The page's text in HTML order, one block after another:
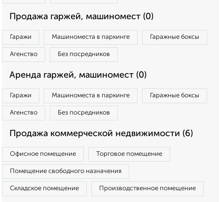
Продажа гаржей, машиномест (0)
Гаражи Машиноместа в паркинге Гаражные боксы
Агенство Без посредников
Аренда гаржей, машиномест (0)
Гаражи Машиноместа в паркинге Гаражные боксы
Агенство Без посредников
Продажа коммерческой недвижимости (6)
Офисное помещение Торговое помещение
Помещение свободного назначения
Складское помещение Производственное помещение